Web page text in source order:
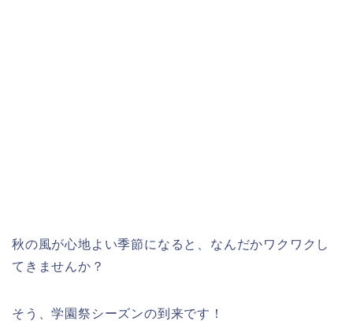
秋の風が心地よい季節になると、なんだかワクワクし
てきませんか？
そう、学園祭シーズンの到来です！